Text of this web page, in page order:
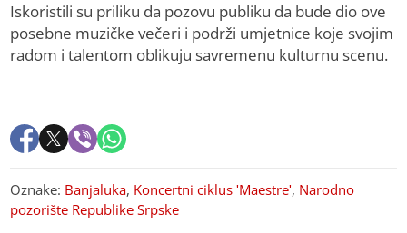
Iskoristili su priliku da pozovu publiku da bude dio ove
posebne muzičke večeri i podrži umjetnice koje svojim
radom i talentom oblikuju savremenu kulturnu scenu.
Oznake: Banjaluka, Koncertni ciklus 'Maestre', Narodno
pozorište Republike Srpske